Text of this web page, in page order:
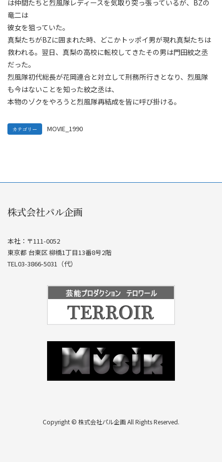
は仲間たちと烈風隊レディースを気取り突っ張っているが、BZの
竜二は
彼女を狙っていた。
真梨たちがBZに囲まれた時、どこかトッポイ男が現れ真梨たちは
救われる。翌日、真梨の高校に転校してきたその男は門田紋之丞
だった。
烈風隊初代総長が花岡連合と対立して刑務所行きとなり、烈風隊
も今はないことを知った紋之丞は、
本物のゾクをやろうと烈風隊再結成を皆に呼び掛ける。
カテゴリー MOVIE_1990
株式会社パル企画
本社：〒111-0052
東京都 台東区 柳橋1丁目13番8号2階
TEL03-3866-5031（代）
Copyright © 株式会社パル企画 All Rights Reserved.